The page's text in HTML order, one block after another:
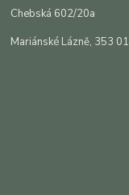
Chebská 602/20a
Mariánské Lázně, 353 01